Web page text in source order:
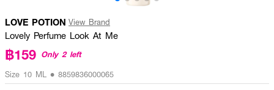
LOVE POTION View Brand
Lovely Perfume Look At Me
฿159 Only 2 left
Size 10 ML • 8859836000065